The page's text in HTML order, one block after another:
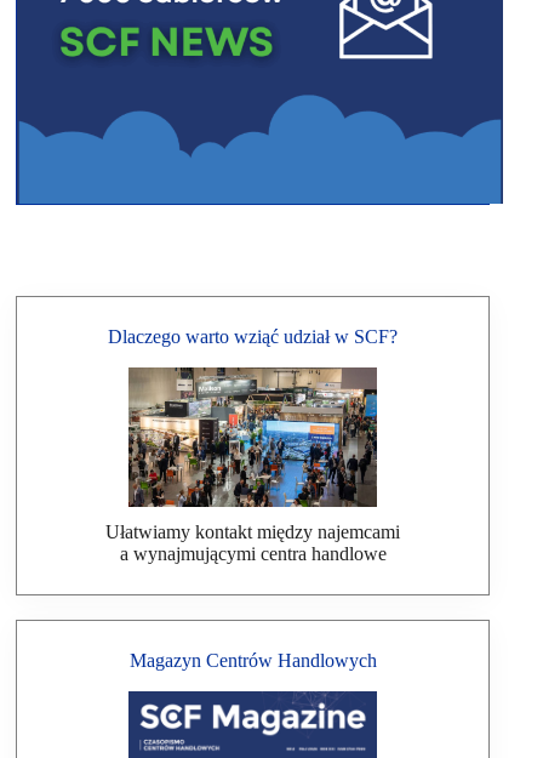
Dlaczego warto wziąć udział w SCF?
Ułatwiamy kontakt między najemcami
a wynajmującymi centra handlowe
Magazyn Centrów Handlowych